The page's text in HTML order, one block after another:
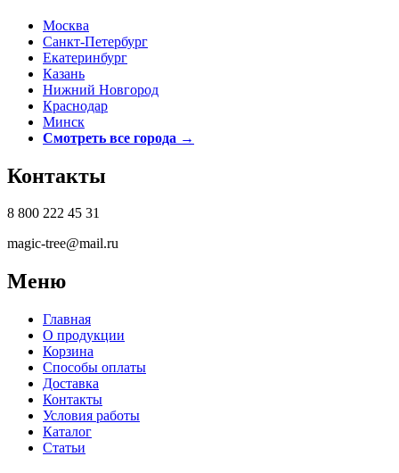
Москва
Санкт-Петербург
Екатеринбург
Казань
Нижний Новгород
Краснодар
Минск
Смотреть все города →
Контакты
8 800 222 45 31
magic-tree@mail.ru
Меню
Главная
О продукции
Корзина
Способы оплаты
Доставка
Контакты
Условия работы
Каталог
Статьи